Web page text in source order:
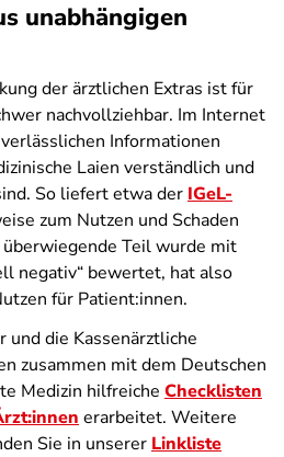
unabhängigen
der ärztlichen Extras ist für
nachvollziehbar. Im Internet
Informationen
Laien verständlich und
So liefert etwa der IGeL-
zum Nutzen und Schaden
Teil wurde mit
negativ“ bewertet, hat also
für Patient:innen.
und die Kassenärztliche
zusammen mit dem Deutschen
Medizin hilfreiche Checklisten
erarbeitet. Weitere
Sie in unserer Linkliste